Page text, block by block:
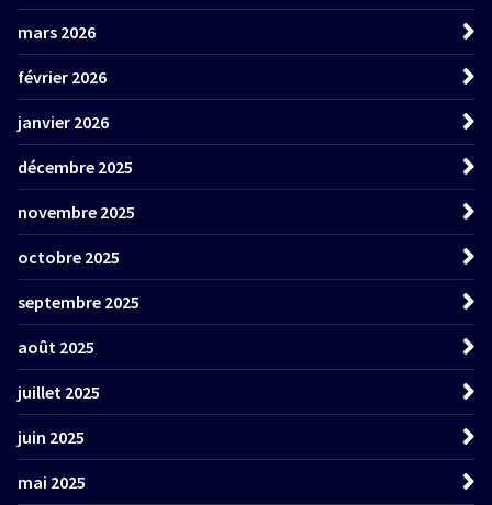
mars 2026
février 2026
janvier 2026
décembre 2025
novembre 2025
octobre 2025
septembre 2025
août 2025
juillet 2025
juin 2025
mai 2025